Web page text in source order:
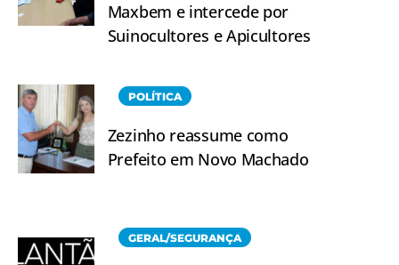
Maxbem e intercede por
Suinocultores e Apicultores
POLÍTICA
Zezinho reassume como
Prefeito em Novo Machado
GERAL/SEGURANÇA